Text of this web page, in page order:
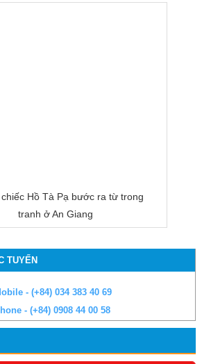
Hồ Tà Pạ bước ra từ trong
tranh ở An Giang
TUYẾN
- (+84) 034 383 40 69
- (+84) 0908 44 00 58